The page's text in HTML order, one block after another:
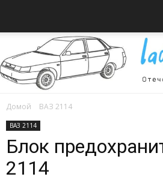
Домой ВАЗ 2114
ВАЗ 2114
Блок
2114